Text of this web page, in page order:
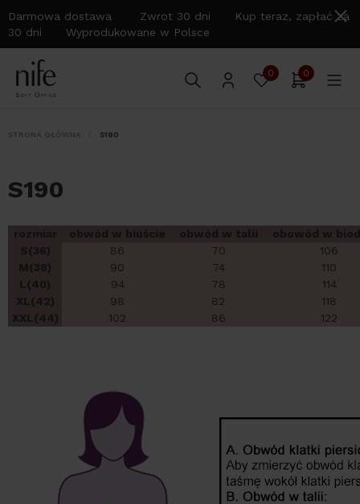
Darmowa dostawa Zwrot 30 dni Kup teraz, zapłać za
30 dni Wyprodukowane w Polsce
0 0
STRONA GŁÓWNA S190
S190
rozmiar obwód w biuście obwód w talii
obowód w
S(36)
86 70
106
M(38)
90 74
110
L(40)
94 78
114
XL(42)
98 82
118
XXL(44)
102 86 122